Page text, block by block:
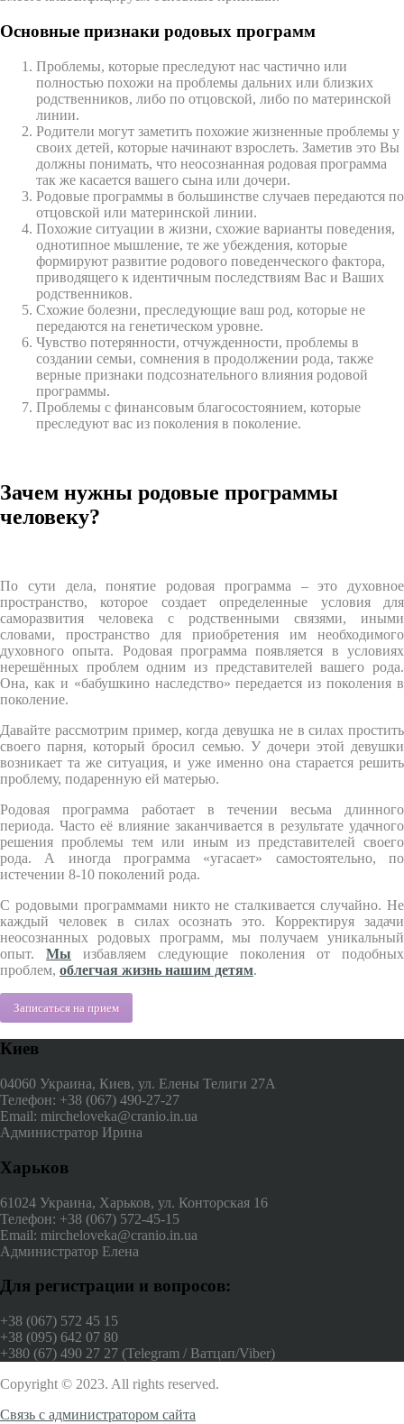
Основные признаки родовых программ
Проблемы, которые преследуют нас частично или
полностью похожи на проблемы дальних или близких
родственников, либо по отцовской, либо по материнской
линии.
Родители могут заметить похожие жизненные проблемы у
своих детей, которые начинают взрослеть. Заметив это Вы
должны понимать, что неосознанная родовая программа
так же касается вашего сына или дочери.
Родовые программы в большинстве случаев передаются по
отцовской или материнской линии.
Похожие ситуации в жизни, схожие варианты поведения,
однотипное мышление, те же убеждения, которые
формируют развитие родового поведенческого фактора,
приводящего к идентичным последствиям Вас и Ваших
родственников.
Схожие болезни, преследующие ваш род, которые не
передаются на генетическом уровне.
Чувство потерянности, отчужденности, проблемы в
создании семьи, сомнения в продолжении рода, также
верные признаки подсознательного влияния родовой
программы.
Проблемы с финансовым благосостоянием, которые
преследуют вас из поколения в поколение.
Зачем нужны родовые программы
человеку?
По сути дела, понятие родовая программа – это духовное
пространство, которое создает определенные условия для
саморазвития человека с родственными связями, иными
словами, пространство для приобретения им необходимого
духовного опыта. Родовая программа появляется в условиях
нерешённых проблем одним из представителей вашего рода.
Она, как и «бабушкино наследство» передается из поколения в
поколение.
Давайте рассмотрим пример, когда девушка не в силах простить
своего парня, который бросил семью. У дочери этой девушки
возникает та же ситуация, и уже именно она старается решить
проблему, подаренную ей матерью.
Родовая программа работает в течении весьма длинного
периода. Часто её влияние заканчивается в результате удачного
решения проблемы тем или иным из представителей своего
рода. А иногда программа «угасает» самостоятельно, по
истечении 8-10 поколений рода.
С родовыми программами никто не сталкивается случайно. Не
каждый человек в силах осознать это. Корректируя задачи
неосознанных родовых программ, мы получаем уникальный
опыт. Мы избавляем следующие поколения от подобных
проблем, облегчая жизнь нашим детям.
Записаться на прием
Киев
04060 Украина, Киев, ул. Елены Телиги 27А
Телефон: +38 (067) 490-27-27
Email: mircheloveka@cranio.in.ua
Администратор Ирина
Харьков
61024 Украина, Харьков, ул. Конторская 16
Телефон: +38 (067) 572-45-15
Email: mircheloveka@cranio.in.ua
Администратор Елена
Для регистрации и вопросов:
+38 (067) 572 45 15
+38 (095) 642 07 80
+380 (67) 490 27 27 (Telegram / Ватцап/Viber)
Copyright © 2023. All rights reserved.
Связь с администратором сайта